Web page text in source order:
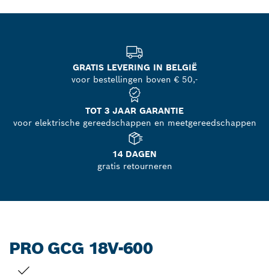
GRATIS LEVERING IN BELGIË
voor bestellingen boven € 50,-
TOT 3 JAAR GARANTIE
voor elektrische gereedschappen en meetgereedschappen
14 DAGEN
gratis retourneren
PRO GCG 18V-600